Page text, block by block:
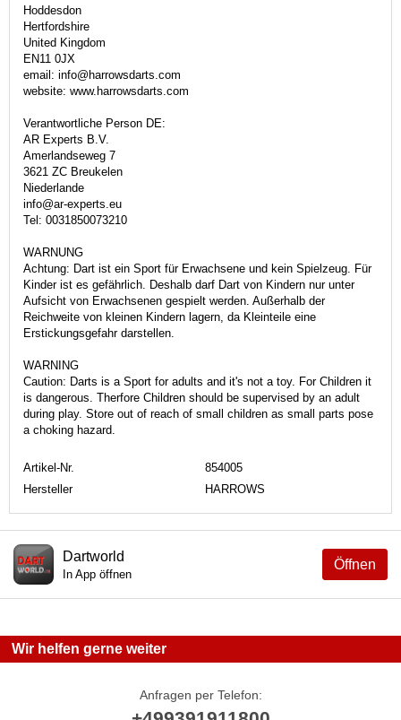
Hoddesdon
Hertfordshire
United Kingdom
EN11 0JX
email: info@harrowsdarts.com
website: www.harrowsdarts.com
Verantwortliche Person DE:
AR Experts B.V.
Amerlandseweg 7
3621 ZC Breukelen
Niederlande
info@ar-experts.eu
Tel: 0031850073210
WARNUNG
Achtung: Dart ist ein Sport für Erwachsene und kein Spielzeug. Für
Kinder ist es gefährlich. Deshalb darf Dart von Kindern nur unter
Aufsicht von Erwachsenen gespielt werden. Außerhalb der
Reichweite von kleinen Kindern lagern, da Kleinteile eine
Erstickungsgefahr darstellen.
WARNING
Caution: Darts is a Sport for adults and it's not a toy. For Children it
is dangerous. Therfore Children should be supervised by an adult
during play. Store out of reach of small children as small parts pose
a choking hazard.
Artikel-Nr.
854005
Hersteller
HARROWS
Öffnen
Dartworld
In App öffnen
Wir helfen gerne weiter
Anfragen per Telefon: